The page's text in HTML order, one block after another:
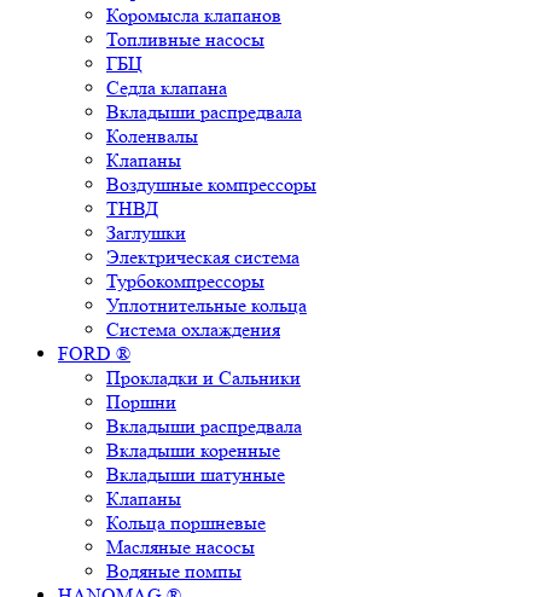
Коромысла клапанов
Топливные насосы
ГБЦ
Седла клапана
Вкладыши распредвала
Коленвалы
Клапаны
Воздушные компрессоры
ТНВД
Заглушки
Электрическая система
Турбокомпрессоры
Уплотнительные кольца
Система охлаждения
FORD ®
Прокладки и Сальники
Поршни
Вкладыши распредвала
Вкладыши коренные
Вкладыши шатунные
Клапаны
Кольца поршневые
Масляные насосы
Водяные помпы